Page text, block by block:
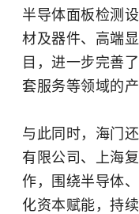
半导体面板检测
材及器件、高端
目，进一步完善
套服务等领域的产
与此同时，海门
有限公司、上海
作，围绕半导体
化资本赋能，持